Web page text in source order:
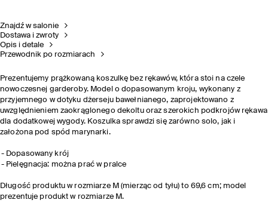
Znajdź w salonie
Dostawa i zwroty
Opis i detale
Przewodnik po rozmiarach
Prezentujemy prążkowaną koszulkę bez rękawów, która stoi na czele
nowoczesnej garderoby. Model o dopasowanym kroju, wykonany z
przyjemnego w dotyku dżerseju bawełnianego, zaprojektowano z
uwzględnieniem zaokrąglonego dekoltu oraz szerokich podkrojów rękawa
dla dodatkowej wygody. Koszulka sprawdzi się zarówno solo, jak i
założona pod spód marynarki.
Dopasowany krój
Pielęgnacja: można prać w pralce
Długość produktu w rozmiarze M (mierząc od tyłu) to 69,6 cm; model
prezentuje produkt w rozmiarze M.